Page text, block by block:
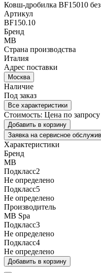
Ковш-дробилка BF15010
Артикул
BF150.10
Бренд
MB
Страна производства
Италия
Адрес поставки
Москва
Наличие
Под заказ
Все характеристики
Стоимость: Цена по запросу
Добавить в корзину
Заявка на сервисное
Характеристики
Бренд
MB
Подкласс2
Не определено
Подкласс5
Не определено
Производитель
MB Spa
Подкласс3
Не определено
Подкласс4
Не определено
Добавить в корзину